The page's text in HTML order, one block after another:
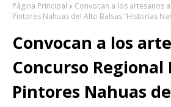
Página Principal
Convocan a los artesanos
Pintores Nahuas del Alto Balsas “Historias
Convocan a los
Concurso Regional
Pintores Nahuas